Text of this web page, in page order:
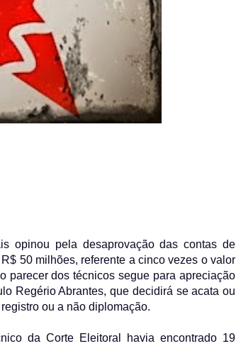
opinou pela desaprovação das contas de
50 milhões, referente a cinco vezes o valor
parecer dos técnicos segue para apreciação
Regério Abrantes, que decidirá se acata ou
ou a não diplomação.
da Corte Eleitoral havia encontrado 19